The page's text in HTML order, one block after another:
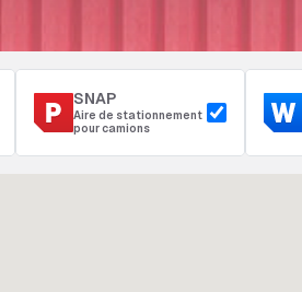
SNAP
Aire de stationnement
pour camions